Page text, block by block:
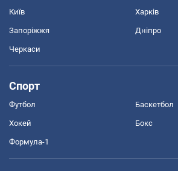
Київ Харків
Запоріжжя Дніпро
Черкаси
Спорт
Футбол Баскетбол
Хокей Бокс
Формула-1